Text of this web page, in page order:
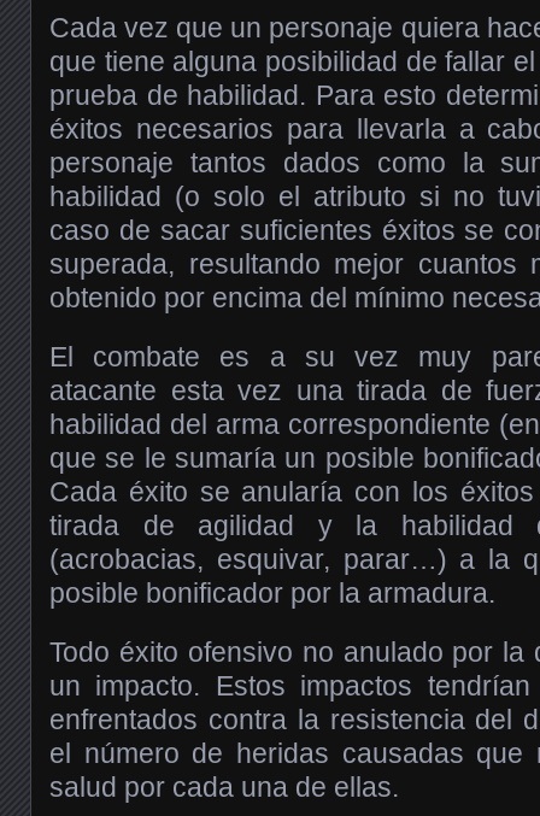
Cada vez que un personaje quiera
que tiene alguna posibilidad de fallar
prueba de habilidad. Para esto
éxitos necesarios para llevarla a
personaje tantos dados como la
habilidad (o solo el atributo si no
caso de sacar suficientes éxitos se
superada, resultando mejor cuantos
obtenido por encima del mínimo
El combate es a su vez muy
atacante esta vez una tirada de
habilidad del arma correspondiente
que se le sumaría un posible
Cada éxito se anularía con los
tirada de agilidad y la habilidad
(acrobacias, esquivar, parar…) a la
posible bonificador por la armadura.
Todo éxito ofensivo no anulado por la
un impacto. Estos impactos
enfrentados contra la resistencia del
el número de heridas causadas que
salud por cada una de ellas.